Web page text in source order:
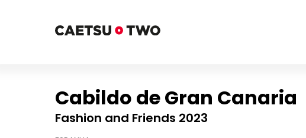
Cabildo de Gran Canaria
Fashion and Friends 2023